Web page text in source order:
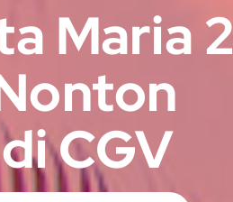
Maria 2
CGV